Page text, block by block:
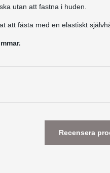
utan att fastna i huden.
att fästa med en elastiskt
Recensera